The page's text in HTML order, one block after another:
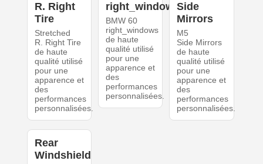
R. Right
Tire
Stretched
R. Right Tire
de haute
qualité utilisé
pour une
apparence et
des
performances
personnalisées.
right_windows
BMW 60
right_windows
de haute
qualité utilisé
pour une
apparence et
des
performances
personnalisées.
Side
Mirrors
M5
Side Mirrors
de haute
qualité utilisé
pour une
apparence et
des
performances
personnalisées.
Rear
Windshield